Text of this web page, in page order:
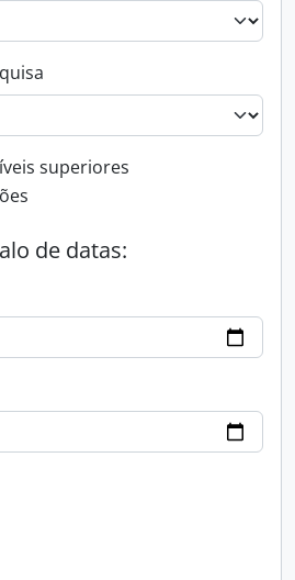
de nível superior
superiores
de datas: